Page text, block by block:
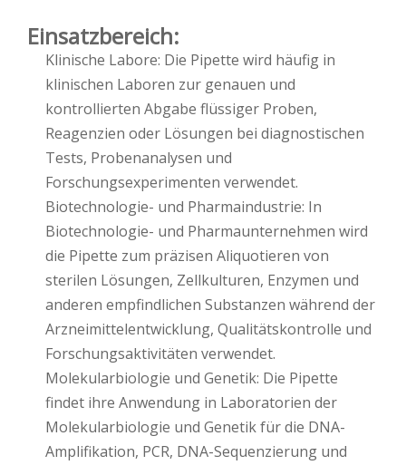
Einsatzbereich:
Klinische Labore: Die Pipette wird häufig in
klinischen Laboren zur genauen und
kontrollierten Abgabe flüssiger Proben,
Reagenzien oder Lösungen bei diagnostischen
Tests, Probenanalysen und
Forschungsexperimenten verwendet.
Biotechnologie- und Pharmaindustrie: In
Biotechnologie- und Pharmaunternehmen wird
die Pipette zum präzisen Aliquotieren von
sterilen Lösungen, Zellkulturen, Enzymen und
anderen empfindlichen Substanzen während der
Arzneimittelentwicklung, Qualitätskontrolle und
Forschungsaktivitäten verwendet.
Molekularbiologie und Genetik: Die Pipette
findet ihre Anwendung in Laboratorien der
Molekularbiologie und Genetik für die DNA-
Amplifikation, PCR, DNA-Sequenzierung und